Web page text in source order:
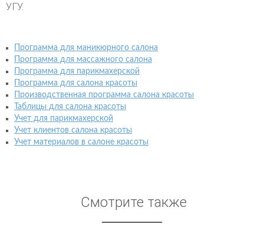
УГУ.
Программа для маникюрного салона
Программа для массажного салона
Программа для парикмахерской
Программа для салона красоты
Производственная программа салона красоты
Таблицы для салона красоты
Учет для парикмахерской
Учет клиентов салона красоты
Учет материалов в салоне красоты
Смотрите также